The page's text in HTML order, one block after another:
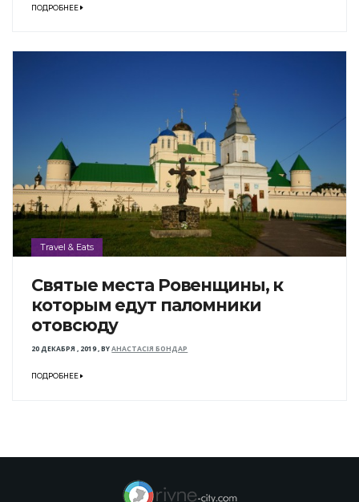
ПОДРОБНЕЕ
Travel & Eats
Святые места Ровенщины, к
которым едут паломники
отовсюду
20 ДЕКАБРЯ , 2019,BYАНАСТАСІЯ БОНДАР
ПОДРОБНЕЕ